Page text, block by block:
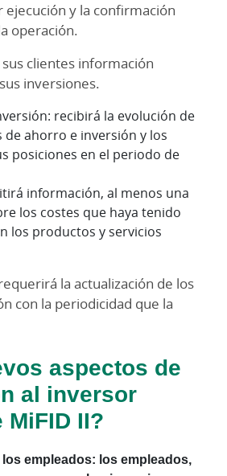
y la confirmación
operación.
clientes información
inversiones.
recibirá la evolución de
de ahorro e inversión y los
posiciones en el periodo de
información, al menos una
los costes que haya tenido
los productos y servicios
la actualización de los
con la periodicidad que la
aspectos de
al inversor
II?
empleados: los empleados,